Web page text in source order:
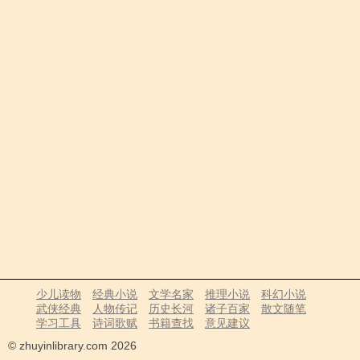
少儿读物 经典小说 文学名家 推理小说
科幻小说
武侠经典
人物传记 历史长河 诸子百家
散文随笔
学习工具
诗词歌赋 书籍查找
意见建议
© zhuyinlibrary.com 2026